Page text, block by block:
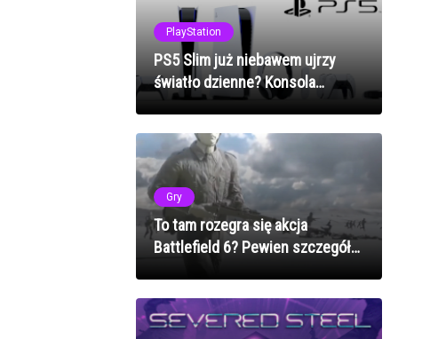
PlayStation
PS5 Slim już niebawem ujrzy
światło dzienne? Konsola
Gry
To tam rozegra się akcja
Battlefield 6? Pewien szczegół